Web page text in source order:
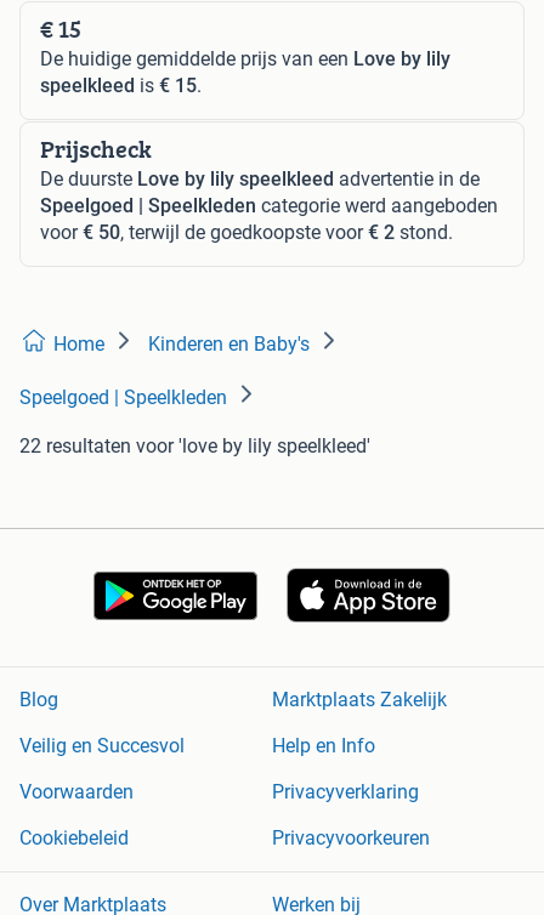
€ 15
De huidige gemiddelde prijs van een Love by lily
speelkleed is € 15.
Prijscheck
De duurste Love by lily speelkleed advertentie in de
Speelgoed | Speelkleden categorie werd aangeboden
voor€ 50, terwijl de goedkoopste voor€ 2 stond.
Home Kinderen en Baby's
Speelgoed | Speelkleden
22 resultaten voor 'love by lily speelkleed'
Blog
Marktplaats Zakelijk
Veilig en Succesvol
Help en Info
Voorwaarden
Privacyverklaring
Cookiebeleid
Privacyvoorkeuren
Over Marktplaats Werken bij